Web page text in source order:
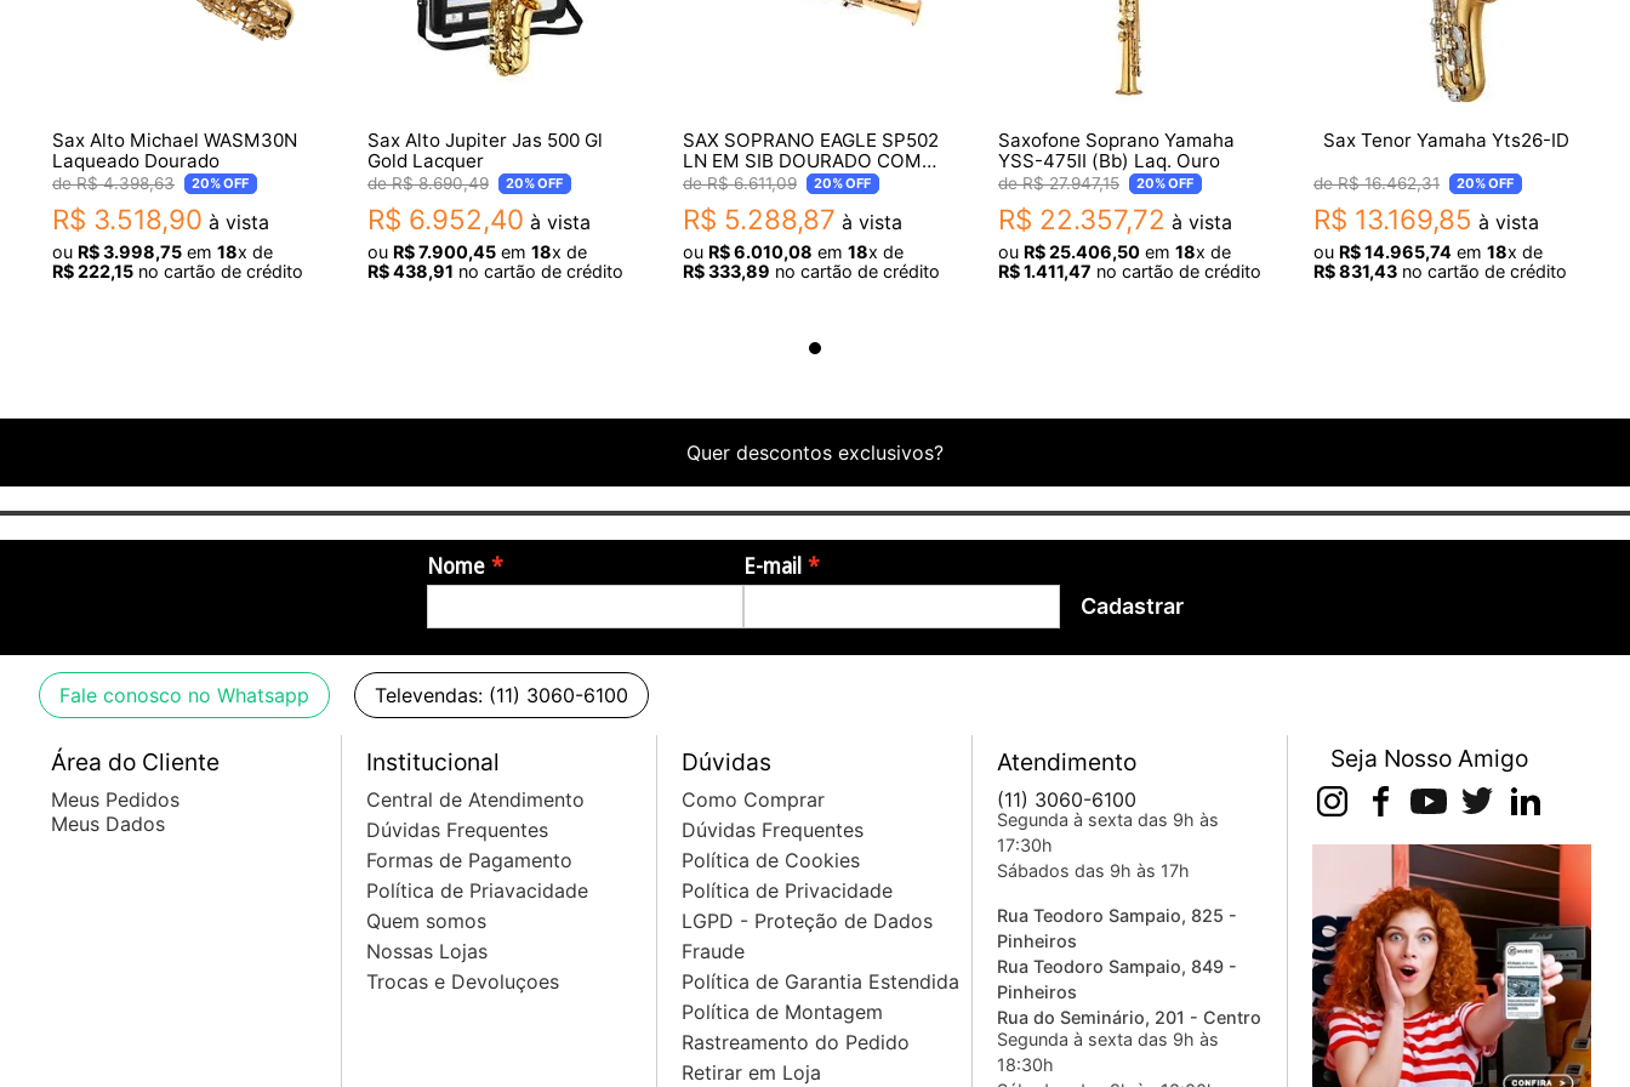
- Comprimento: 90 cm
Itens Inclusos
- Case rígido com rodinhas
- Boquilha Michael
- Cobre-boquilha
Origem: China
Sax Alto Michael WASM30N
Laqueado Dourado
R$ 4.398,63 20%OFF
R$ 3.518,90 à vista
ou R$3.998,75 em 18x de
R$222,15 no cartão de crédito
Sax Alto Jupiter Jas 500 Gl
Gold Lacquer
R$ 8.690,49 20%OFF
R$ 6.952,40 à vista
ou R$7.900,45 em 18x de
R$438,91 no cartão de crédito
SAX SOPRANO EAGLE SP502
LN EM SIB DOURADO COM
ESTOJO
R$ 6.611,09 20%OFF
R$ 5.288,87 à vista
ou R$6.010,08 em 18x de
R$333,89 no cartão de crédito
Saxofone Soprano Yamaha
YSS-475II (Bb) Laq. Ouro
R$ 27.947,15 20%OFF
R$ 22.357,72 à vista
ou R$25.406,50 em 18x de
R$1.411,47 no cartão de crédito
Sax Tenor Yamaha Yts26-ID
R$ 16.462,31 20%OFF
R$ 13.169,85 à vista
ou R$14.965,74 em 18x de
R$831,43 no cartão de crédito
Quer descontos exclusivos?
Nome E-mail
Cadastrar
Fale conosco no Whatsapp Televendas: (11) 3060-6100
Área do Cliente
Meus Pedidos
Meus Dados
Institucional
Central de Atendimento
Dúvidas Frequentes
Formas de Pagamento
Política de Priavacidade
Quem somos
Nossas Lojas
Trocas e Devoluçoes
Dúvidas
Como Comprar
Dúvidas Frequentes
Política de Cookies
Política de Privacidade
LGPD - Proteção de Dados
Fraude
Política de Garantia Estendida
Política de Montagem
Rastreamento do Pedido
Retirar em Loja
Atendimento
(11) 3060-6100
Segunda à sexta das 9h às
17:30h
Sábados das 9h às 17h
Rua Teodoro Sampaio, 825 -
Pinheiros
Rua Teodoro Sampaio, 849 -
Pinheiros
Rua do Seminário, 201 - Centro
Segunda à sexta das 9h às
18:30h
Seja Nosso Amigo